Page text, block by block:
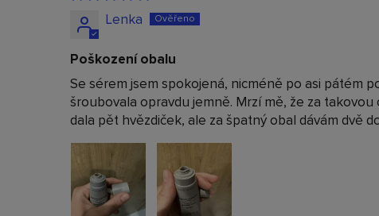
Lenka
Poškození obalu
Se sérem jsem spokojená, nicméně po asi pátém
šroubovala opravdu jemně. Mrzí mě, že za
dala pět hvězdiček, ale za špatný obal dávám dvě